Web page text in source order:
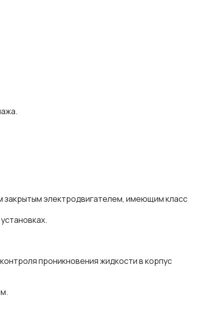
закрытым электродвигателем, имеющим класс
проникновения жидкости в корпус